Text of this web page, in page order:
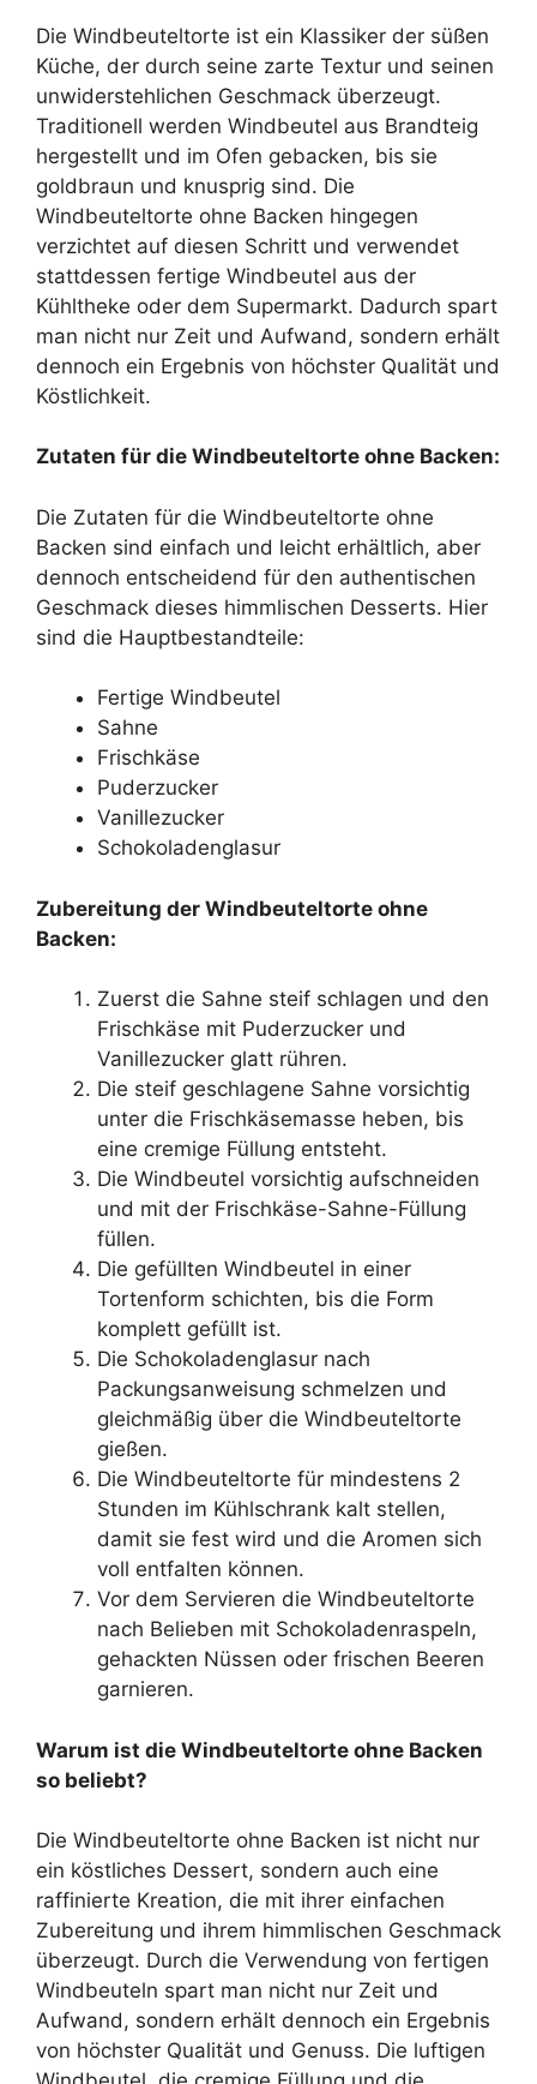
Die Windbeuteltorte ist ein Klassiker der süßen
Küche, der durch seine zarte Textur und seinen
unwiderstehlichen Geschmack überzeugt.
Traditionell werden Windbeutel aus Brandteig
hergestellt und im Ofen gebacken, bis sie
goldbraun und knusprig sind. Die
Windbeuteltorte ohne Backen hingegen
verzichtet auf diesen Schritt und verwendet
stattdessen fertige Windbeutel aus der
Kühltheke oder dem Supermarkt. Dadurch spart
man nicht nur Zeit und Aufwand, sondern erhält
dennoch ein Ergebnis von höchster Qualität und
Köstlichkeit.
Zutaten für die Windbeuteltorte ohne Backen:
Die Zutaten für die Windbeuteltorte ohne
Backen sind einfach und leicht erhältlich, aber
dennoch entscheidend für den authentischen
Geschmack dieses himmlischen Desserts. Hier
sind die Hauptbestandteile:
Fertige Windbeutel
Sahne
Frischkäse
Puderzucker
Vanillezucker
Schokoladenglasur
Zubereitung der Windbeuteltorte ohne
Backen:
Zuerst die Sahne steif schlagen und den
Frischkäse mit Puderzucker und
Vanillezucker glatt rühren.
Die steif geschlagene Sahne vorsichtig
unter die Frischkäsemasse heben, bis
eine cremige Füllung entsteht.
Die Windbeutel vorsichtig aufschneiden
und mit der Frischkäse-Sahne-Füllung
füllen.
Die gefüllten Windbeutel in einer
Tortenform schichten, bis die Form
komplett gefüllt ist.
Die Schokoladenglasur nach
Packungsanweisung schmelzen und
gleichmäßig über die Windbeuteltorte
gießen.
Die Windbeuteltorte für mindestens 2
Stunden im Kühlschrank kalt stellen,
damit sie fest wird und die Aromen sich
voll entfalten können.
Vor dem Servieren die Windbeuteltorte
nach Belieben mit Schokoladenraspeln,
gehackten Nüssen oder frischen Beeren
garnieren.
Warum ist die Windbeuteltorte ohne Backen
so beliebt?
Die Windbeuteltorte ohne Backen ist nicht nur
ein köstliches Dessert, sondern auch eine
raffinierte Kreation, die mit ihrer einfachen
Zubereitung und ihrem himmlischen Geschmack
überzeugt. Durch die Verwendung von fertigen
Windbeuteln spart man nicht nur Zeit und
Aufwand, sondern erhält dennoch ein Ergebnis
von höchster Qualität und Genuss. Die luftigen